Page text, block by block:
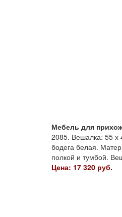
Мебель для
2085. Вешалка: 55 х
бодега белая.
полкой и тумбой.
Цена: 17 320 руб.